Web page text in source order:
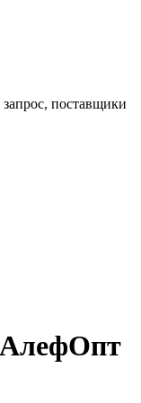
запрос, поставщики